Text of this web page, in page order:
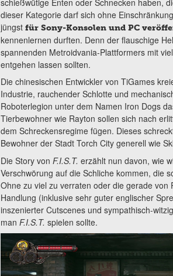
dieser Kategorie darf sich ohne
jüngst für Sony-Konsolen und PC
kennenlernen durften. Denn der flauschige
spannenden Metroidvania-Plattformers mit
entgehen lassen sollten.
Die chinesischen Entwickler von TiGames
Industrie, rauchender Schlotte und
Roboterlegion unter dem Namen Iron Dogs
Tierbewohner wie Rayton sollen sich nach
dem Schreckensregime fügen. Dieses
Bewohner der Stadt Torch City generell wie
Die Story von F.I.S.T. erzählt nun davon, wie
Verschwörung auf die Schliche kommen, die
Ohne zu viel zu verraten oder die gerade
Handlung (inklusive sehr guter englischer
inszenierter Cutscenes und sympathisch-
man F.I.S.T. spielen sollte.